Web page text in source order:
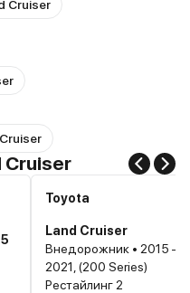
Cruiser
Cruiser
Toyota
Land Cruiser
Внедорожник • 2015 –
2021, (200 Series)
Рестайлинг 2